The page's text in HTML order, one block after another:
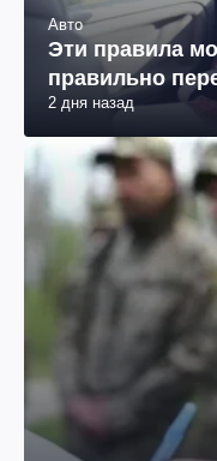
Авто
Эти правила
правильно
2 дня назад